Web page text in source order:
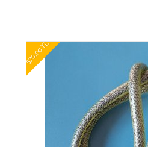
570,00 TL